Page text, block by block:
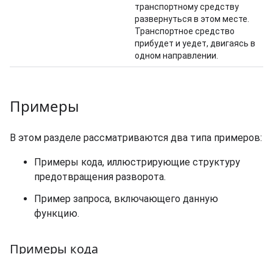
транспортному средству
развернуться в этом месте.
Транспортное средство
прибудет и уедет, двигаясь в
одном направлении.
Примеры
В этом разделе рассматриваются два типа примеров:
Примеры кода, иллюстрирующие структуру
предотвращения разворота.
Пример запроса, включающего данную
функцию.
Примеры кода